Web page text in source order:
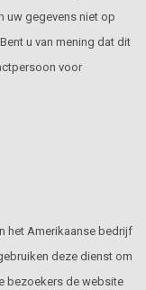
uw gegevens niet op
u van mening dat dit
voor
het Amerikaanse bedrijf
deze dienst om
bezoekers de website